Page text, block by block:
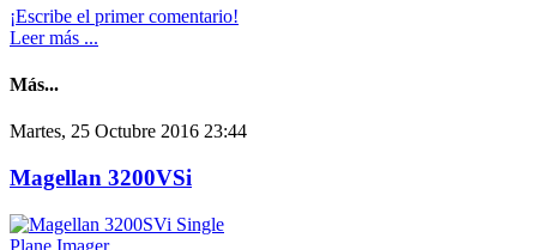
¡Escribe el primer comentario!
Leer más ...
Más...
Martes, 25 Octubre 2016 23:44
Magellan 3200VSi